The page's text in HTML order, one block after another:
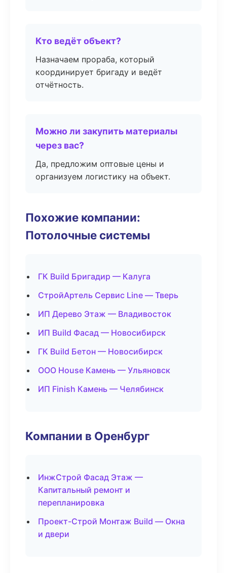
Кто ведёт объект?
Назначаем прораба, который
координирует бригаду и ведёт
отчётность.
Можно ли закупить материалы
через вас?
Да, предложим оптовые цены и
организуем логистику на объект.
Похожие компании:
Потолочные системы
ГК Build Бригадир — Калуга
СтройАртель Сервис Line — Тверь
ИП Дерево Этаж — Владивосток
ИП Build Фасад — Новосибирск
ГК Build Бетон — Новосибирск
ООО House Камень — Ульяновск
ИП Finish Камень — Челябинск
Компании в Оренбург
ИнжСтрой Фасад Этаж —
Капитальный ремонт и
перепланировка
Проект-Строй Монтаж Build — Окна
и двери